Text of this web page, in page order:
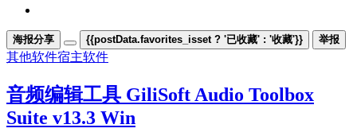
海报分享 {{postData.favorites_isset ? '已收藏' : '收藏'}} 举报
其他软件宿主软件
音频编辑工具 GiliSoft Audio Toolbox
Suite v13.3 Win